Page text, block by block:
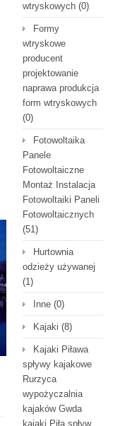
wtryskowych (0)
Formy
wtryskowe
producent
projektowanie
naprawa produkcja
form wtryskowych
(0)
Fotowoltaika
Panele
Fotowoltaiczne
Montaż Instalacja
Fotowoltaiki Paneli
Fotowoltaicznych
(51)
Hurtownia
odzieży używanej
(1)
Inne (0)
Kajaki (8)
Kajaki Piława
spływy kajakowe
Rurzyca
wypożyczalnia
kajaków Gwda
kajaki Piła spływ